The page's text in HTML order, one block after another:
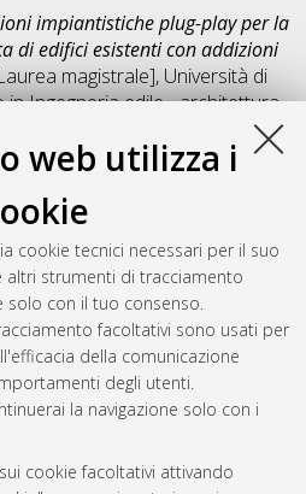
web utilizza i
cookie tecnici necessari per il suo
altri strumenti di tracciamento
solo con il tuo consenso.
facoltativi sono usati per
della comunicazione
degli utenti.
la navigazione solo con i
cookie facoltativi attivando
impiantistiche plug-play per la
di edifici esistenti con addizioni
magistrale], Università di
inIngegneria edile - architettura
Condividi
scelta dell'autore. (
documento: